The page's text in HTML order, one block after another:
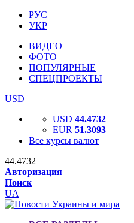
РУС
УКР
ВИДЕО
ФОТО
ПОПУЛЯРНЫЕ
СПЕЦПРОЕКТЫ
USD
USD 44.4732
EUR 51.3093
Все курсы валют
44.4732
Авторизация
Поиск
UA